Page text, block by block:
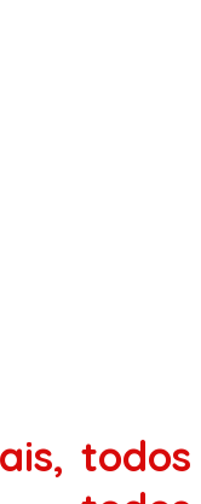
todos